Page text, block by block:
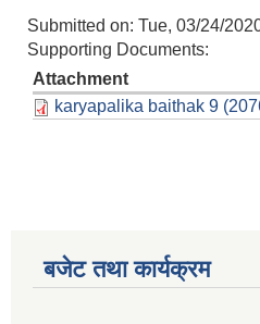
Submitted on: Tue, 03/24/
Supporting Documents:
Attachment
karyapalika baithak 9
बजेट तथा कार्यक्रम